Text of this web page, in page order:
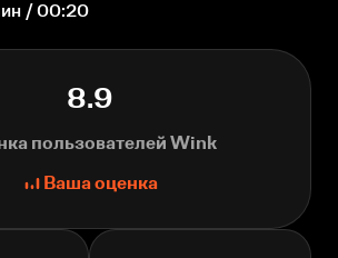
/ 00:20
8.9
пользователей Wink
Ваша оценка